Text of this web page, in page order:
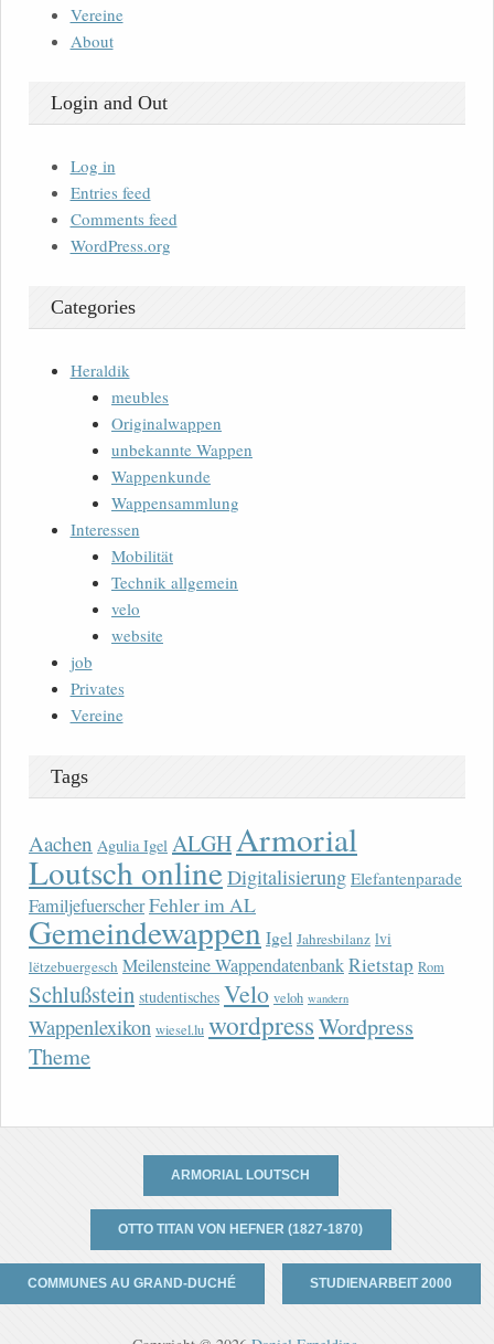
Vereine
About
Login and Out
Log in
Entries feed
Comments feed
WordPress.org
Categories
Heraldik
meubles
Originalwappen
unbekannte Wappen
Wappenkunde
Wappensammlung
Interessen
Mobilität
Technik allgemein
velo
website
job
Privates
Vereine
Tags
Aachen Agulia Igel ALGHArmorial
Loutsch onlineDigitalisierung Elefantenparade
FamiljefuerscherFehler im AL
Gemeindewappen Igel Jahresbilanz lvi
lëtzebuergesch Meilensteine WappendatenbankRietstap Rom
Schlußstein studentisches Velo veloh wandern
Wappenlexikon wiesel.lu wordpressWordpress
Theme
ARMORIAL LOUTSCH
OTTO TITAN VON HEFNER (1827-1870)
COMMUNES AU GRAND-DUCHÉ STUDIENARBEIT 2000